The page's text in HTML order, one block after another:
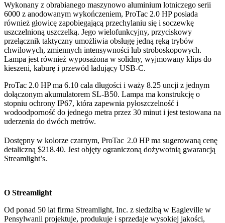
Wykonany z obrabianego maszynowo aluminium lotniczego serii
6000 z anodowanym wykończeniem, ProTac 2.0 HP posiada
również głowicę zapobiegającą przechylaniu się i soczewkę
uszczelnioną uszczelką. Jego wielofunkcyjny, przyciskowy
przełącznik taktyczny umożliwia obsługę jedną ręką trybów
chwilowych, zmiennych intensywności lub stroboskopowych.
Lampa jest również wyposażona w solidny, wyjmowany klips do
kieszeni, kaburę i przewód ładujący USB-C.
ProTac 2.0 HP ma 6.10 cala długości i waży 8.25 uncji z jednym
dołączonym akumulatorem SL-B50. Lampa ma konstrukcję o
stopniu ochrony IP67, która zapewnia pyłoszczelność i
wodoodporność do jednego metra przez 30 minut i jest testowana na
uderzenia do dwóch metrów.
Dostępny w kolorze czarnym, ProTac 2.0 HP ma sugerowaną cenę
detaliczną $218.40. Jest objęty ograniczoną dożywotnią gwarancją
Streamlight’s.
O Streamlight
Od ponad 50 lat firma Streamlight, Inc. z siedzibą w Eagleville w
Pensylwanii projektuje, produkuje i sprzedaje wysokiej jakości,